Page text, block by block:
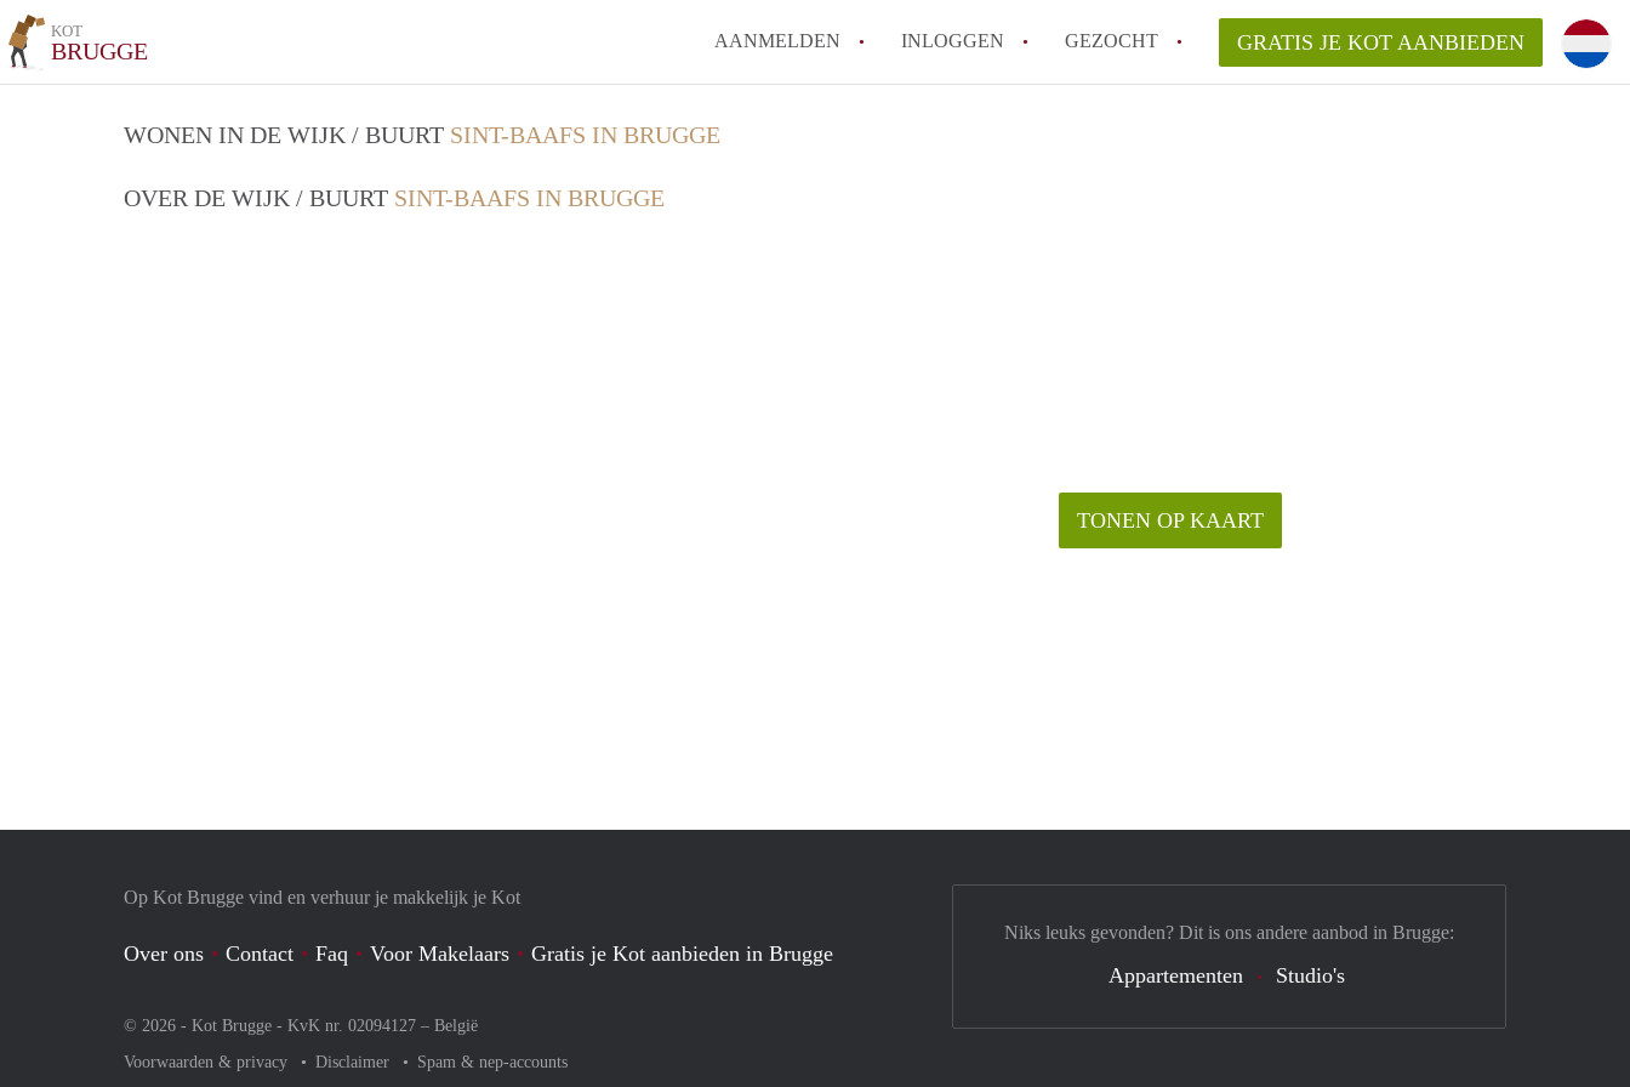
KOT
BRUGGE AANMELDEN INLOGGEN GEZOCHT GRATIS JE KOT AANBIEDEN
WONEN IN DE WIJK / BUURT SINT-BAAFS IN BRUGGE
OVER DE WIJK / BUURT SINT-BAAFS IN BRUGGE
TONEN OP KAART
Op Kot Brugge vind en verhuur je makkelijk je Kot
Over ons Contact Faq Voor Makelaars Gratis je Kot aanbieden in Brugge
© 2026 - Kot Brugge - KvK nr. 02094127 – België
Voorwaarden & privacy
Disclaimer Spam & nep-accounts
Niks leuks gevonden? Dit is ons andere aanbod in Brugge:
Appartementen Studio's